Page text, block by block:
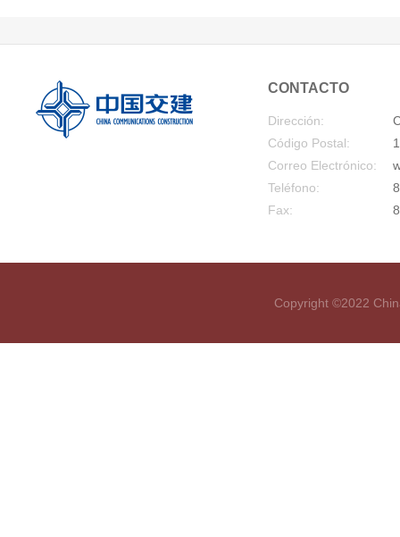
CONTACTO
Dirección:
Código Postal:
Correo Electrónico:
Teléfono:
Fax:
Copyright ©2022